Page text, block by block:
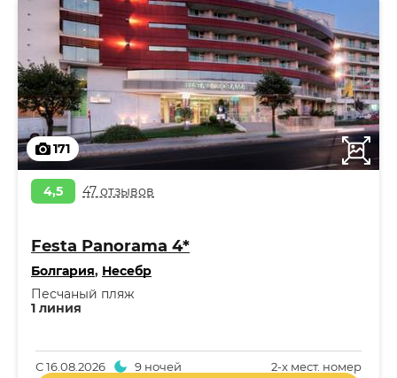
171
4,5 47 отзывов
Festa Panorama 4*
Болгария, Несебр
1 линия
Песчаный пляж
2-x мест. номер
С16.08.2026 9 ночей